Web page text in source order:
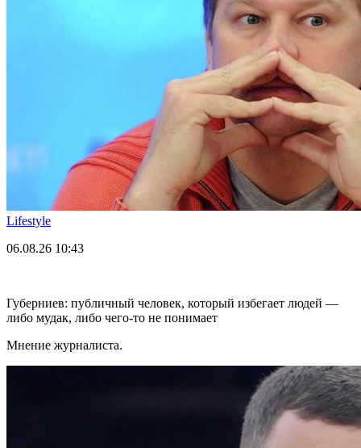
Lifestyle
06.08.26 10:43
Губерниев: публичный человек, который избегает людей —
либо мудак, либо чего-то не понимает
Мнение журналиста.